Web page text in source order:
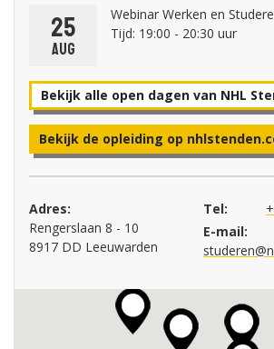
25
aug
Webinar Werken en
Tijd: 19:00 - 20:30 uur
Bekijk alle open dagen van NHL
Bekijk de opleiding op
Adres:
Rengerslaan 8 - 10
8917 DD Leeuwarden
Tel:
E-mail: